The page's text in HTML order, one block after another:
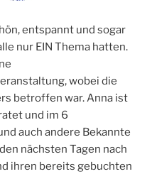
entspannt und sogar
nur EIN Thema hatten.
wobei die
betroffen war. Anna ist
und im 6
auch andere Bekannte
nächsten Tagen nach
ihren bereits gebuchten